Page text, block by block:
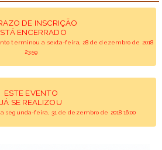
DE INSCRIÇÃO
ENCERRADO
terminou a sexta-feira, 28 de dezembro de 2018
23:59
ESTE EVENTO
JÁ SE REALIZOU
segunda-feira, 31 de dezembro de 2018 16:00